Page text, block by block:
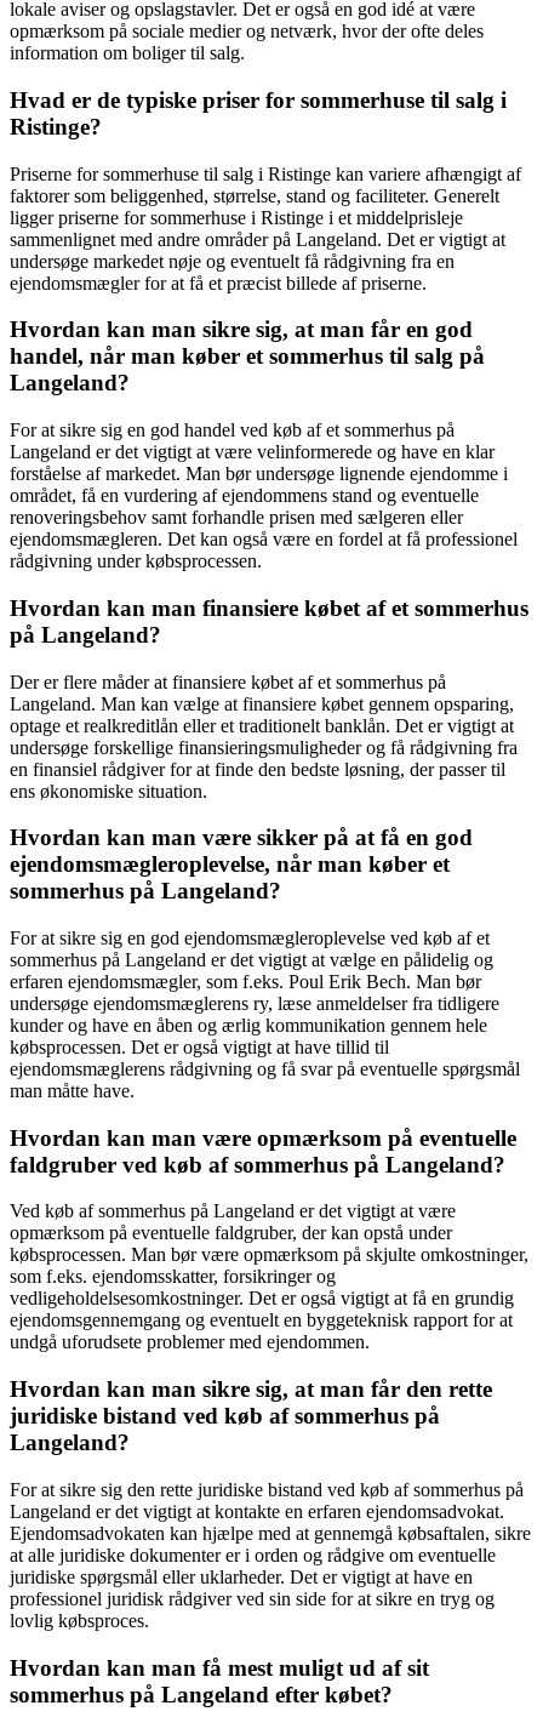
lokale aviser og opslagstavler. Det er også en god idé at være
opmærksom på sociale medier og netværk, hvor der ofte deles
information om boliger til salg.
Hvad er de typiske priser for sommerhuse til salg i
Ristinge?
Priserne for sommerhuse til salg i Ristinge kan variere afhængigt af
faktorer som beliggenhed, størrelse, stand og faciliteter. Generelt
ligger priserne for sommerhuse i Ristinge i et middelprisleje
sammenlignet med andre områder på Langeland. Det er vigtigt at
undersøge markedet nøje og eventuelt få rådgivning fra en
ejendomsmægler for at få et præcist billede af priserne.
Hvordan kan man sikre sig, at man får en god
handel, når man køber et sommerhus til salg på
Langeland?
For at sikre sig en god handel ved køb af et sommerhus på
Langeland er det vigtigt at være velinformerede og have en klar
forståelse af markedet. Man bør undersøge lignende ejendomme i
området, få en vurdering af ejendommens stand og eventuelle
renoveringsbehov samt forhandle prisen med sælgeren eller
ejendomsmægleren. Det kan også være en fordel at få professionel
rådgivning under købsprocessen.
Hvordan kan man finansiere købet af et sommerhus
på Langeland?
Der er flere måder at finansiere købet af et sommerhus på
Langeland. Man kan vælge at finansiere købet gennem opsparing,
optage et realkreditlån eller et traditionelt banklån. Det er vigtigt at
undersøge forskellige finansieringsmuligheder og få rådgivning fra
en finansiel rådgiver for at finde den bedste løsning, der passer til
ens økonomiske situation.
Hvordan kan man være sikker på at få en god
ejendomsmægleroplevelse, når man køber et
sommerhus på Langeland?
For at sikre sig en god ejendomsmægleroplevelse ved køb af et
sommerhus på Langeland er det vigtigt at vælge en pålidelig og
erfaren ejendomsmægler, som f.eks. Poul Erik Bech. Man bør
undersøge ejendomsmæglerens ry, læse anmeldelser fra tidligere
kunder og have en åben og ærlig kommunikation gennem hele
købsprocessen. Det er også vigtigt at have tillid til
ejendomsmæglerens rådgivning og få svar på eventuelle spørgsmål
man måtte have.
Hvordan kan man være opmærksom på eventuelle
faldgruber ved køb af sommerhus på Langeland?
Ved køb af sommerhus på Langeland er det vigtigt at være
opmærksom på eventuelle faldgruber, der kan opstå under
købsprocessen. Man bør være opmærksom på skjulte omkostninger,
som f.eks. ejendomsskatter, forsikringer og
vedligeholdelsesomkostninger. Det er også vigtigt at få en grundig
ejendomsgennemgang og eventuelt en byggeteknisk rapport for at
undgå uforudsete problemer med ejendommen.
Hvordan kan man sikre sig, at man får den rette
juridiske bistand ved køb af sommerhus på
Langeland?
For at sikre sig den rette juridiske bistand ved køb af sommerhus på
Langeland er det vigtigt at kontakte en erfaren ejendomsadvokat.
Ejendomsadvokaten kan hjælpe med at gennemgå købsaftalen, sikre
at alle juridiske dokumenter er i orden og rådgive om eventuelle
juridiske spørgsmål eller uklarheder. Det er vigtigt at have en
professionel juridisk rådgiver ved sin side for at sikre en tryg og
lovlig købsproces.
Hvordan kan man få mest muligt ud af sit
sommerhus på Langeland efter købet?